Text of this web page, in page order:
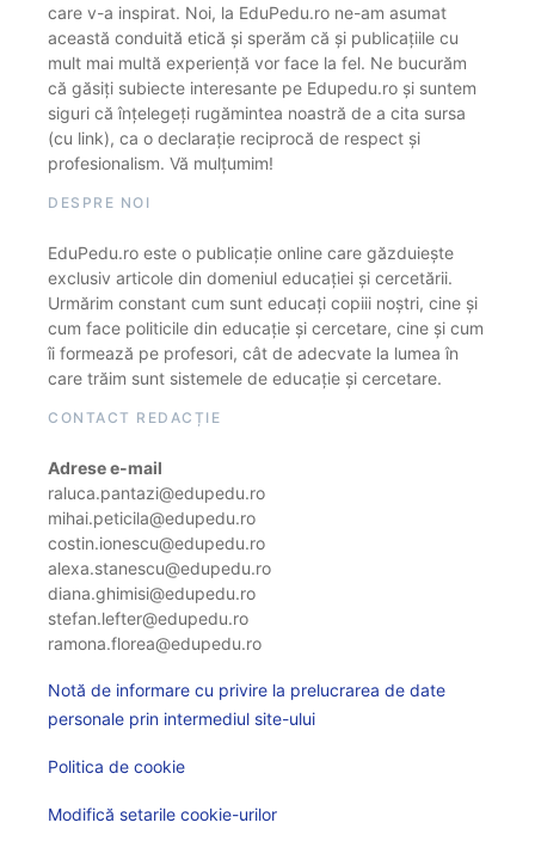
care v-a inspirat. Noi, la EduPedu.ro ne-am asumat
această conduită etică și sperăm că și publicațiile cu
mult mai multă experiență vor face la fel. Ne bucurăm
că găsiți subiecte interesante pe Edupedu.ro și suntem
siguri că înțelegeți rugămintea noastră de a cita sursa
(cu link), ca o declarație reciprocă de respect și
profesionalism. Vă mulțumim!
DESPRE NOI
EduPedu.ro este o publicație online care găzduiește
exclusiv articole din domeniul educației și cercetării.
Urmărim constant cum sunt educați copiii noștri, cine și
cum face politicile din educație și cercetare, cine și cum
îi formează pe profesori, cât de adecvate la lumea în
care trăim sunt sistemele de educație și cercetare.
CONTACT REDACȚIE
Adrese e-mail
raluca.pantazi@edupedu.ro
mihai.peticila@edupedu.ro
costin.ionescu@edupedu.ro
alexa.stanescu@edupedu.ro
diana.ghimisi@edupedu.ro
stefan.lefter@edupedu.ro
ramona.florea@edupedu.ro
Notă de informare cu privire la prelucrarea de date
personale prin intermediul site-ului
Politica de cookie
Modifică setarile cookie-urilor